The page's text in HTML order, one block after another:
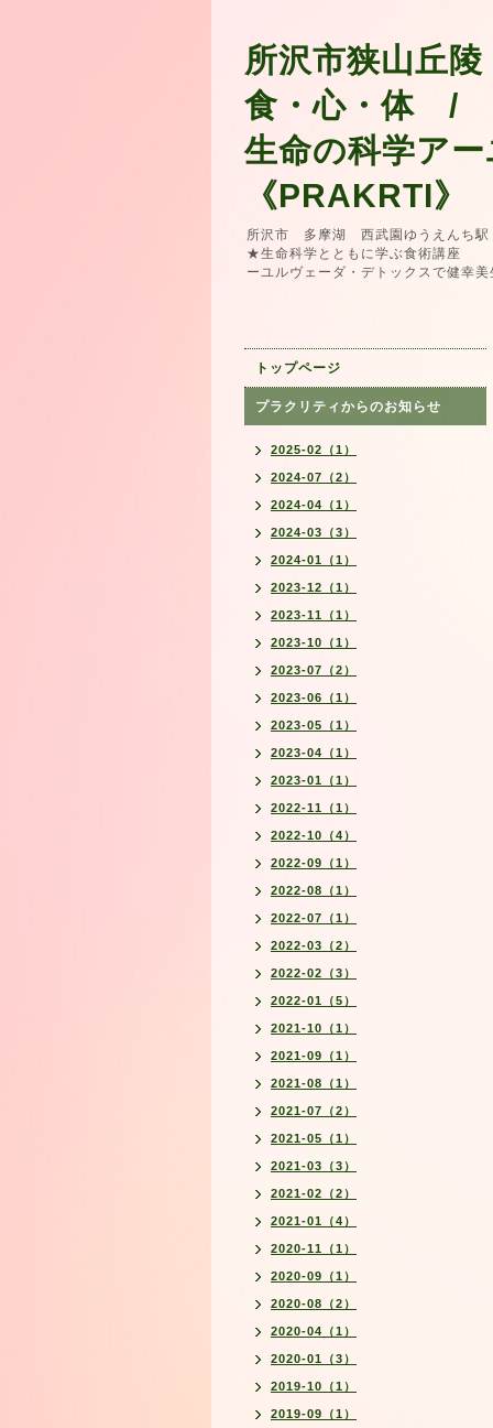
所沢市狭山丘
食・心・体 /
生命の科学ア
《PRAKRTI》
所沢市 多摩湖 西武園ゆうえんち
★生命科学とともに学ぶ食術講座
ーユルヴェーダ・デトックスで健幸
トップページ
プラクリティからのお知らせ
2025-02（1）
2024-07（2）
2024-04（1）
2024-03（3）
2024-01（1）
2023-12（1）
2023-11（1）
2023-10（1）
2023-07（2）
2023-06（1）
2023-05（1）
2023-04（1）
2023-01（1）
2022-11（1）
2022-10（4）
2022-09（1）
2022-08（1）
2022-07（1）
2022-03（2）
2022-02（3）
2022-01（5）
2021-10（1）
2021-09（1）
2021-08（1）
2021-07（2）
2021-05（1）
2021-03（3）
2021-02（2）
2021-01（4）
2020-11（1）
2020-09（1）
2020-08（2）
2020-04（1）
2020-01（3）
2019-10（1）
2019-09（1）